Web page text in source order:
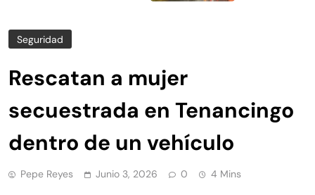
Seguridad
Rescatan a mujer
secuestrada en Tenancingo
dentro de un vehículo
Pepe Reyes Junio 3, 2026 0 4 Mins